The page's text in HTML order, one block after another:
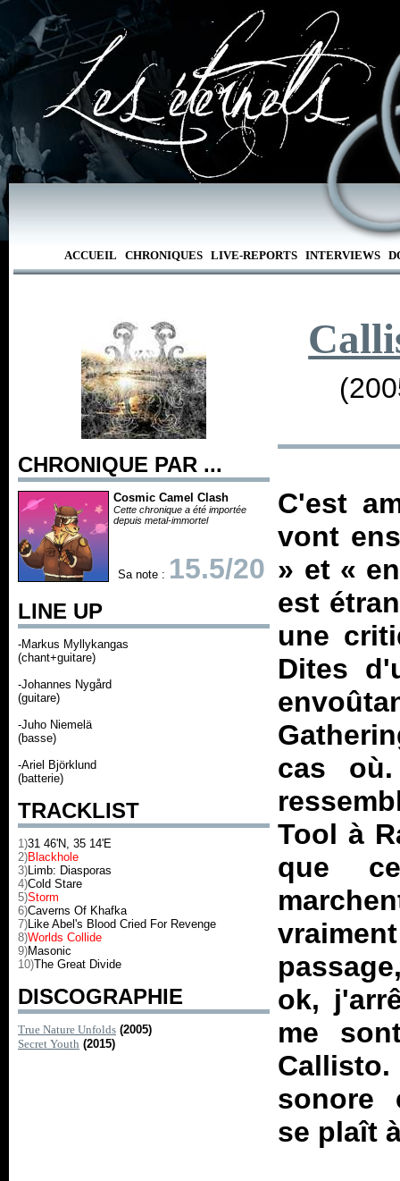
ACCUEIL CHRONIQUES LIVE-REPORTS INTERVIEWS
CHRONIQUE PAR ...
Cosmic Camel Clash
Cette chronique a été importée
depuis metal-immortel
Sa note : 15.5/20
LINE UP
-Markus Myllykangas
(chant+guitare)
-Johannes Nygård
(guitare)
-Juho Niemelä
(basse)
-Ariel Björklund
(batterie)
TRACKLIST
1)31 46'N, 35 14'E
2)Blackhole
3)Limb: Diasporas
4)Cold Stare
5)Storm
6)Caverns Of Khafka
7)Like Abel's Blood Cried For Revenge
8)Worlds Collide
9)Masonic
10)The Great Divide
DISCOGRAPHIE
True Nature Unfolds (2005)
Secret Youth (2015)
C'est
vont
» et «
est
une
Dites
cas
Tool à
que
ok,
me
sonore
se plaît